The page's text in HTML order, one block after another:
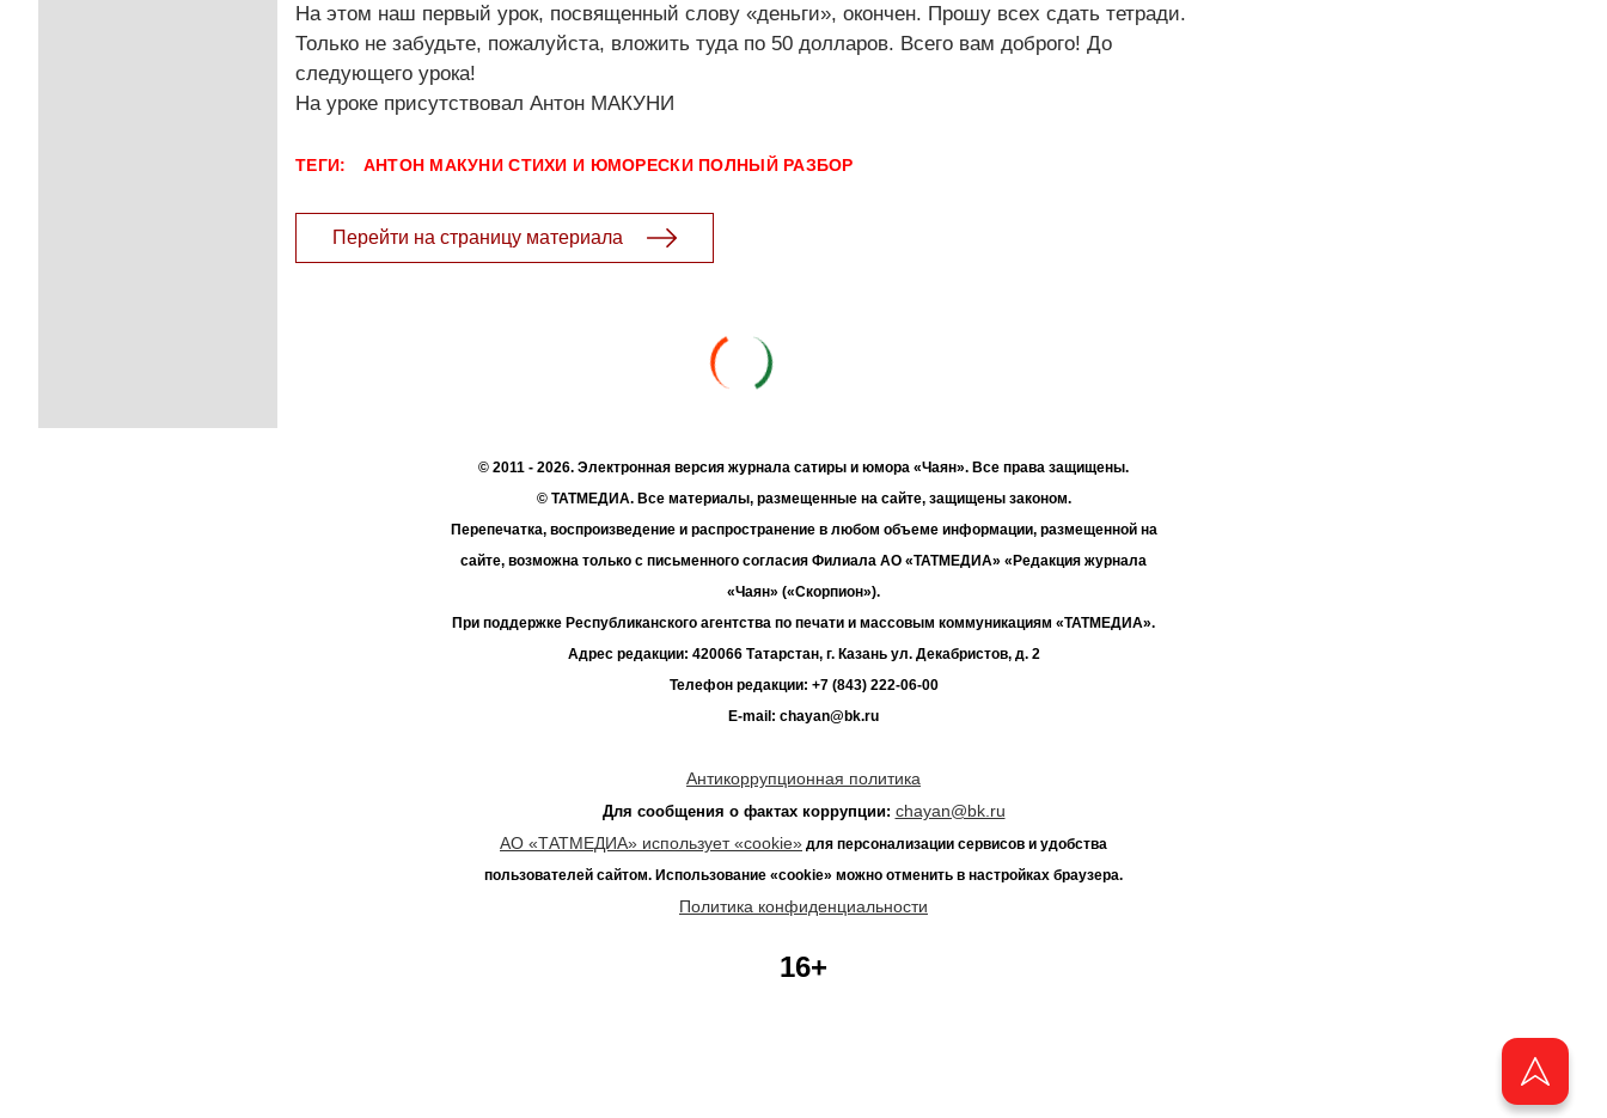
На этом наш первый урок, посвященный слову «деньги», окончен. Прошу всех сдать тетради.
Только не забудьте, пожалуйста, вложить туда по 50 долларов. Всего вам доброго! До
следующего урока!
На уроке присутствовал Антон МАКУНИ
ТЕГИ: АНТОН МАКУНИ СТИХИ И ЮМОРЕСКИ ПОЛНЫЙ РАЗБОР
Перейти на страницу материала
© 2011 - 2026. Электронная версия журнала сатиры и юмора «Чаян». Все права защищены.
© ТАТМЕДИА. Все материалы, размещенные на сайте, защищены законом.
Перепечатка, воспроизведение и распространение в любом объеме информации, размещенной на
сайте, возможна только с письменного согласия Филиала АО «ТАТМЕДИА» «Редакция журнала
«Чаян» («Скорпион»).
При поддержке Республиканского агентства по печати и массовым коммуникациям «ТАТМЕДИА».
Адрес редакции: 420066 Татарстан, г. Казань ул. Декабристов, д. 2
Телефон редакции: +7 (843) 222-06-00
E-mail: chayan@bk.ru
Антикоррупционная политика
Для сообщения о фактах коррупции: chayan@bk.ru
АО «ТАТМЕДИА» использует «cookie» для персонализации сервисов и удобства
пользователей сайтом. Использование «cookie» можно отменить в настройках браузера.
Политика конфиденциальности
16+